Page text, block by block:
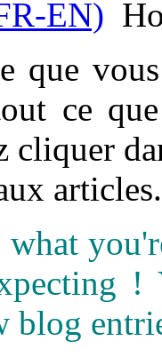
EN)
que
ce
cliquer
articles.
!
blog